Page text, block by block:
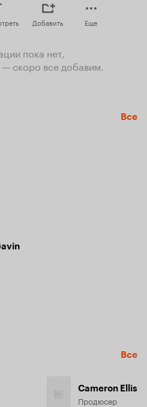
Добавить Еще
пока нет,
скоро все добавим.
Все
Все
Cameron Ellis
Продюсер